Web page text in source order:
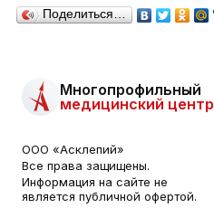
Поделиться…
Многопрофильный
медицинский центр
ООО «Асклепий»
Все права защищены.
Информация на сайте не
является публичной офертой.